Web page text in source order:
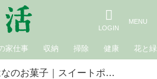
家仕事 収納 掃除 健康 花と緑
はなのお菓子｜スイートポテト